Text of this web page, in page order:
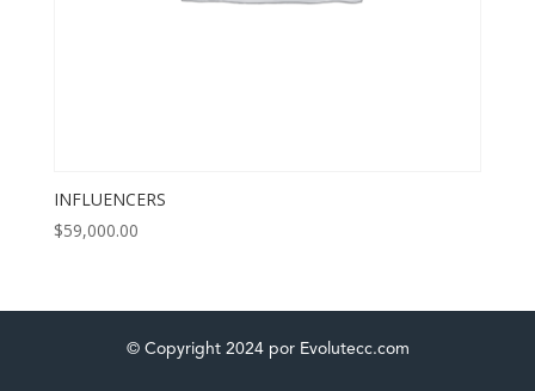
INFLUENCERS
$59,000.00
© Copyright 2024 por Evolutecc.com